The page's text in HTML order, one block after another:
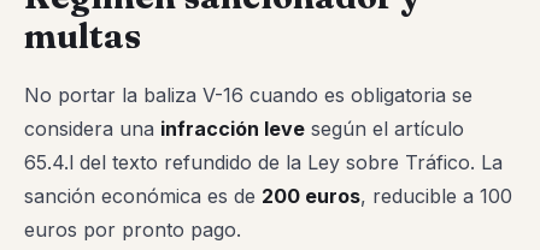
multas
No portar la baliza V-16 cuando es obligatoria se
considera una infracción leve según el artículo
65.4.l del texto refundido de la Ley sobre Tráfico. La
sanción económica es de 200 euros, reducible a 100
euros por pronto pago.